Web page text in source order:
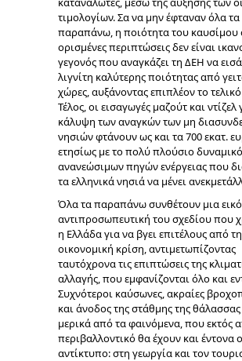
τιμολογίων. Σα να μην έφταναν όλα τα
παραπάνω, η ποιότητα του καυσίμου
ορισμένες περιπτώσεις δεν είναι
γεγονός που αναγκάζει τη ΔΕΗ να
λιγνίτη καλύτερης ποιότητας από
χώρες, αυξάνοντας επιπλέον το
Τέλος, οι εισαγωγές μαζούτ και ντίζελ
κάλυψη των αναγκών των μη
νησιών φτάνουν ως και τα 700 εκατ.
ετησίως με το πολύ πλούσιο δυναμικό
ανανεώσιμων πηγών ενέργειας που
τα ελληνικά νησιά να μένει
Όλα τα παραπάνω συνθέτουν μια
αντιπροσωπευτική του σχεδίου που
η Ελλάδα για να βγει επιτέλους από
οικονομική κρίση, αντιμετωπίζοντας
ταυτόχρονα τις επιπτώσεις της
αλλαγής, που εμφανίζονται όλο και
Συχνότεροι καύσωνες, ακραίες
και άνοδος της στάθμης της θάλασσας
μερικά από τα φαινόμενα, που εκτός
περιβαλλοντικό θα έχουν και έντονα
αντίκτυπο: στη γεωργία και τον